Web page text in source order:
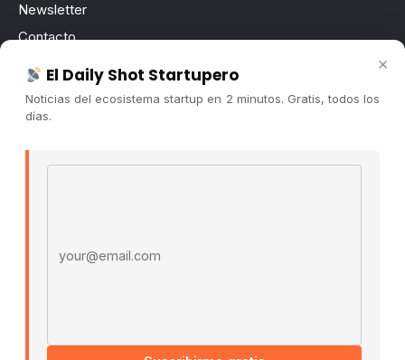
Newsletter
Contacto
Publicidad
Convocatorias
×
El Daily Shot Startupero
Noticias del ecosistema startup en 2 minutos. Gratis, todos los
días.